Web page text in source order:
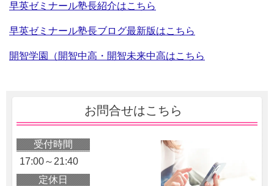
早英ゼミナール塾長紹介はこちら
早英ゼミナール塾長ブログ最新版はこちら
開智学園（開智中高・開智未来中高はこちら
お問合せはこちら
受付時間
17:00～21:40
定休日